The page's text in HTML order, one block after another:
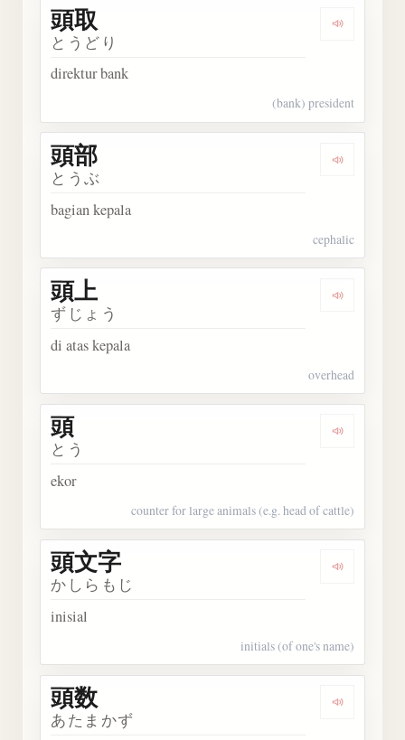
頭取
とうどり
direktur bank
(bank) president
Dengarkan
頭部
とうぶ
bagian kepala
cephalic
Dengarkan
頭上
ずじょう
di atas kepala
overhead
Dengarkan
頭
とう
ekor
counter for large animals (e.g. head of cattle)
頭文字
かしらもじ
inisial
initials (of one's name)
Dengarkan
頭数
あたまかず